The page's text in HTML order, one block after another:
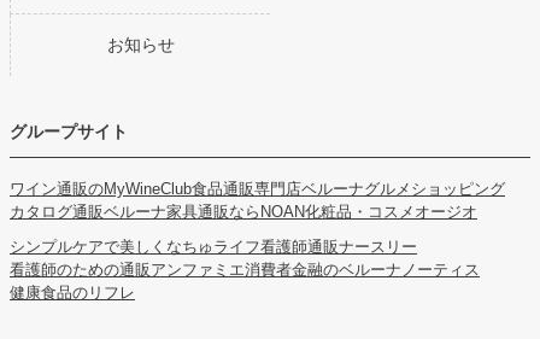
お知らせ
グループサイト
ワイン通販のMyWineClub食品通販専門店ベルーナグルメショッピング
カタログ通販ベルーナ家具通販ならNOAN化粧品・コスメオージオ
シンプルケアで美しくなちゅライフ看護師通販ナースリー
看護師のための通販アンファミエ消費者金融のベルーナノーティス
健康食品のリフレ